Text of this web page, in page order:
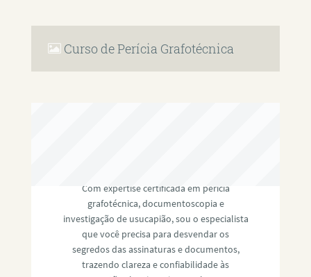
Curso de Perícia Grafotécnica
Com expertise certificada em perícia
grafotécnica, documentoscopia e
investigação de usucapião, sou o especialista
que você precisa para desvendar os
segredos das assinaturas e documentos,
trazendo clareza e confiabilidade às